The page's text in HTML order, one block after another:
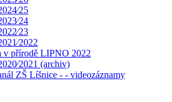
v přírodě LIPNO 2022
(archiv)
ZŠ Líšnice - - videozáznamy